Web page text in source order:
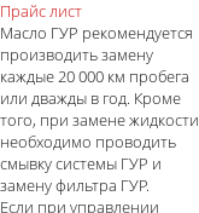
Прайс лист
Масло ГУР рекомендуется
производить замену
каждые 20 000 км пробега
или дважды в год. Кроме
того, при замене жидкости
необходимо проводить
смывку системы ГУР и
замену фильтра ГУР.
Если при управлении